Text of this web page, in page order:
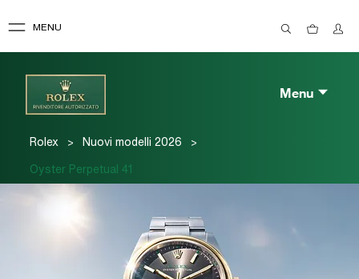
MENU
Menu
Rolex > Nuovi modelli 2026 >
Oyster Perpetual 41